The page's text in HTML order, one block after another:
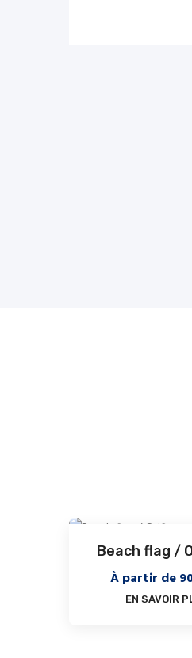
Beach flag /
À partir de
EN SAVOIR